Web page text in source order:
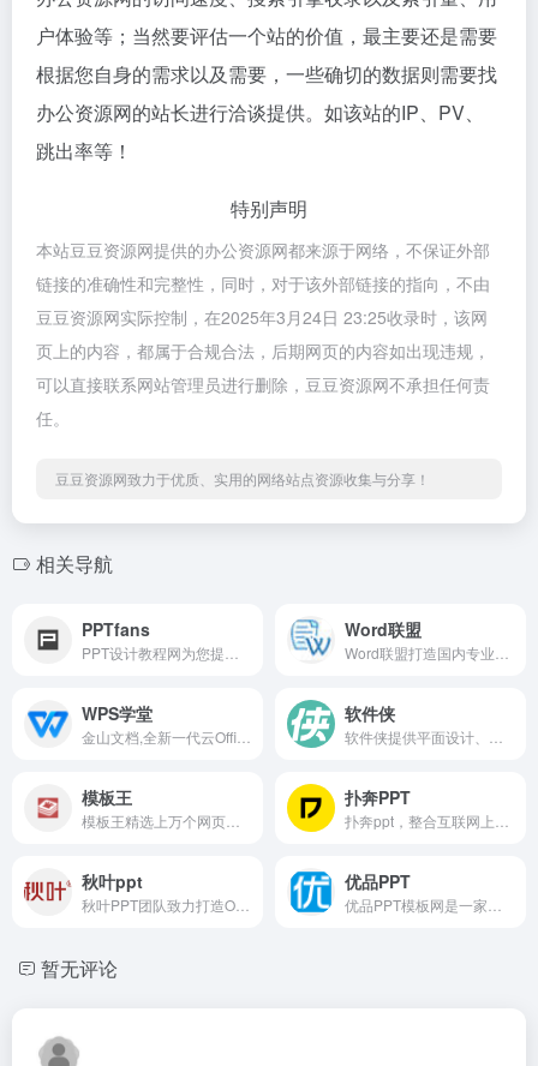
户体验等；当然要评估一个站的价值，最主要还是需要
根据您自身的需求以及需要，一些确切的数据则需要找
办公资源网的站长进行洽谈提供。如该站的IP、PV、
跳出率等！
特别声明
本站豆豆资源网提供的办公资源网都来源于网络，不保证外部
链接的准确性和完整性，同时，对于该外部链接的指向，不由
豆豆资源网实际控制，在2025年3月24日 23:25收录时，该网
页上的内容，都属于合规合法，后期网页的内容如出现违规，
可以直接联系网站管理员进行删除，豆豆资源网不承担任何责
任。
豆豆资源网致力于优质、实用的网络站点资源收集与分享！
相关导航
PPTfans Word联盟
WPS学堂 软件侠
模板王 扑奔PPT
秋叶ppt 优品PPT
暂无评论